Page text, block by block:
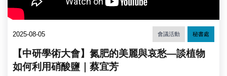
2025-08-05 會議活動 秘書處
【中研學術大會】氮肥的美麗與哀愁—談植物
如何利用硝酸鹽｜蔡宜芳